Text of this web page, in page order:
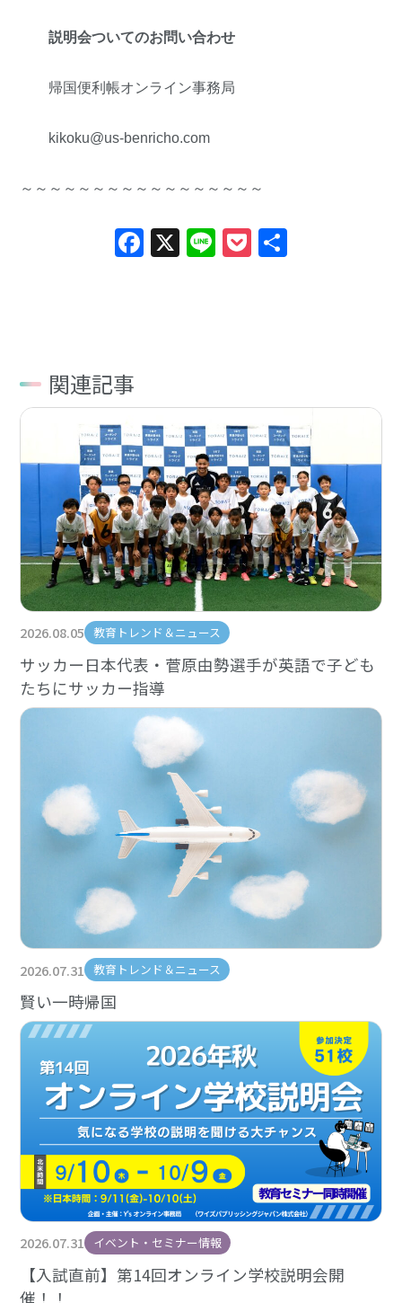
説明会ついてのお問い合わせ
帰国便利帳オンライン事務局
kikoku@us-benricho.com
～～～～～～～～～～～～～～～～～
Facebook
X LinePocket
関連記事
2026.08.05 教育トレンド＆ニュース
サッカー日本代表・菅原由勢選手が英語で子ども
たちにサッカー指導
2026.07.31 教育トレンド＆ニュース
賢い一時帰国
2026.07.31 イベント・セミナー情報
【入試直前】第14回オンライン学校説明会開
催！！